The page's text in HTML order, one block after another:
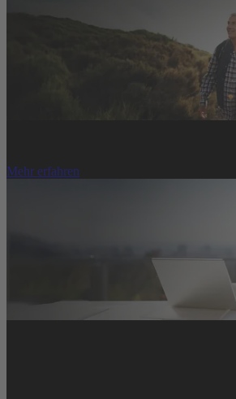
Mehr erfahren